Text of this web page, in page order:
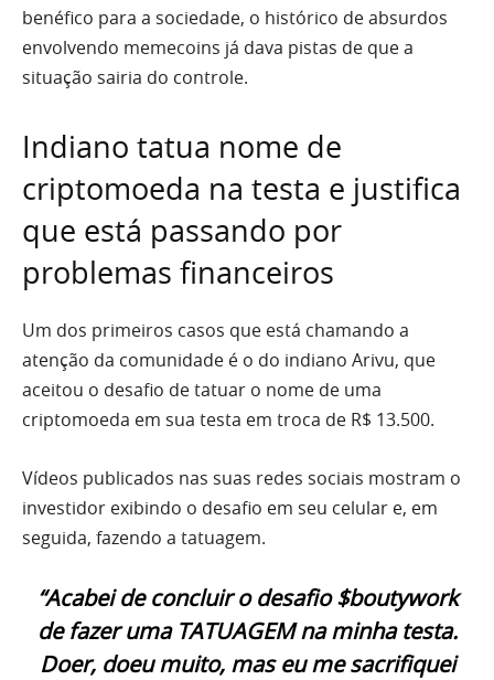
benéfico para a sociedade, o histórico de absurdos
envolvendo memecoins já dava pistas de que a
situação sairia do controle.
Indiano tatua nome de
criptomoeda na testa e justifica
que está passando por
problemas financeiros
Um dos primeiros casos que está chamando a
atenção da comunidade é o do indiano Arivu, que
aceitou o desafio de tatuar o nome de uma
criptomoeda em sua testa em troca de R$ 13.500.
Vídeos publicados nas suas redes sociais mostram o
investidor exibindo o desafio em seu celular e, em
seguida, fazendo a tatuagem.
“Acabei de concluir o desafio $boutywork
de fazer uma TATUAGEM na minha testa.
Doer, doeu muito, mas eu me sacrifiquei